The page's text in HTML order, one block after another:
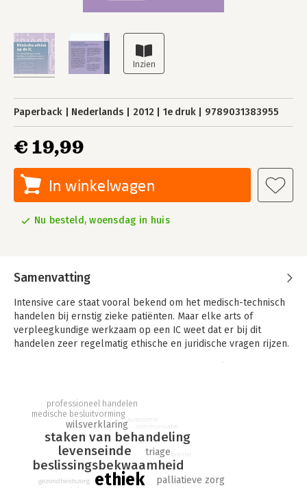
Paperback Nederlands 2012 1e druk 9789031383955
€ 19,99
In winkelwagen
Nu besteld, woensdag in huis
Samenvatting
Intensive care staat vooral bekend om het medisch-technisch
handelen bij ernstig zieke patiënten. Maar elke arts of
verpleegkundige werkzaam op een IC weet dat er bij dit
handelen zeer regelmatig ethische en juridische vragen rijzen.
worden opgevolgd? Wat moeten zij aan met marchanderende
familieleden? Hoe staken zij op ethisch juiste wijze de
behandeling als deze geen doel meer dient? Is orgaandonatie
wel zo vanzelfsprekend als men algemeen aanneemt? Vragen
die elke arts en verpleegkundige op een IC zal herkennen.
ethiek
beslissingsbekwaamheid
levenseinde
staken van behandeling
triage
wilsverklaring
palliatieve zorg
medische besluitvorming
professioneel handelen
gezondheidszorg
autonomie
communicatie
familie